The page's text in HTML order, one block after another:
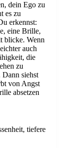
dein Ego zu
es zu
erkennst:
eine Brille,
blicke. Wenn
auch
die
zu
siehst
von Angst
absetzen
tiefere